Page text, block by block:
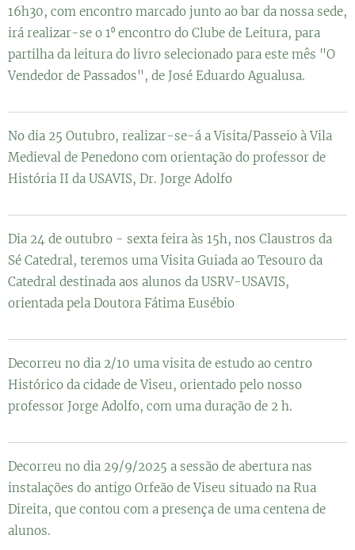
16h30, com encontro marcado junto ao bar da nossa sede,
irá realizar-se o 1⁰ encontro do Clube de Leitura, para
partilha da leitura do livro selecionado para este mês "O
Vendedor de Passados", de José Eduardo Agualusa.
No dia 25 Outubro, realizar-se-á a Visita/Passeio à Vila
Medieval de Penedono com orientação do professor de
História II da USAVIS, Dr. Jorge Adolfo
Dia 24 de outubro - sexta feira às 15h, nos Claustros da
Sé Catedral, teremos uma Visita Guiada ao Tesouro da
Catedral destinada aos alunos da USRV-USAVIS,
orientada pela Doutora Fátima Eusébio
Decorreu no dia 2/10 uma visita de estudo ao centro
Histórico da cidade de Viseu, orientado pelo nosso
professor Jorge Adolfo, com uma duração de 2 h.
Decorreu no dia 29/9/2025 a sessão de abertura nas
instalações do antigo Orfeão de Viseu situado na Rua
Direita, que contou com a presença de uma centena de
alunos.